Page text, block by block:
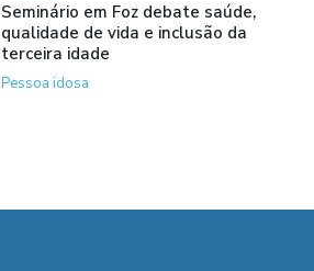
Seminário em Foz debate saúde,
qualidade de vida e inclusão da
terceira idade
Pessoa idosa